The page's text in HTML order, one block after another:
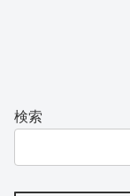
検索